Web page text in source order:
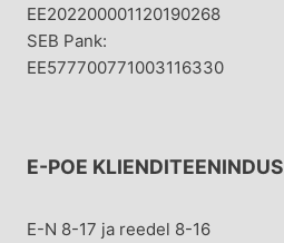
EE202200001120190268
SEB Pank:
EE577700771003116330
E-POE KLIENDITEENINDUS
E-N 8-17 ja reedel 8-16